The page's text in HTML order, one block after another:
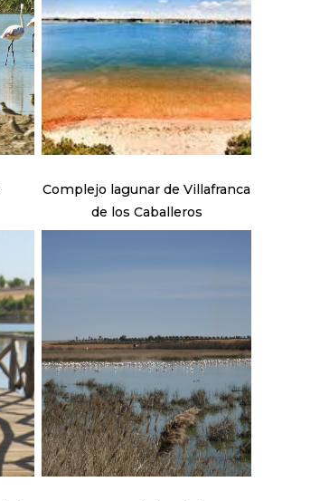
Complejo lagunar de Villafranca
de los Caballeros